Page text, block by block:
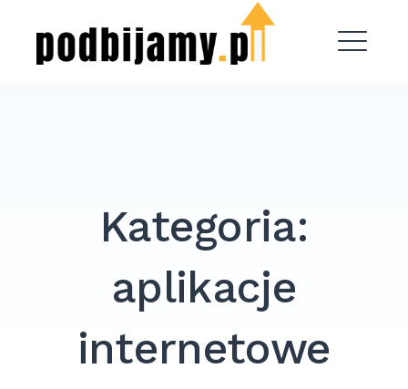
content
Podbijamy.pl
Kategoria:
aplikacje
internetowe